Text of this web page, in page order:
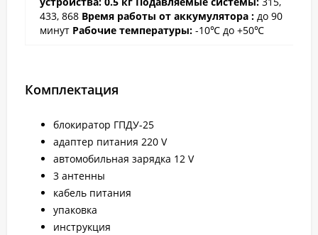
433, 868 Время работы от аккумулятора : до 90
минут Рабочие температуры: -10℃ до +50℃
Комплектация
блокиратор ГПДУ-25
адаптер питания 220 V
автомобильная зарядка 12 V
3 антенны
кабель питания
упаковка
инструкция